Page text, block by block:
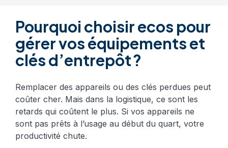
Pourquoi choisir ecos pour
gérer vos équipements et
clés d’entrepôt ?
Remplacer des appareils ou des clés perdues peut
coûter cher. Mais dans la logistique, ce sont les
retards qui coûtent le plus. Si vos appareils ne
sont pas prêts à l’usage au début du quart, votre
productivité chute.